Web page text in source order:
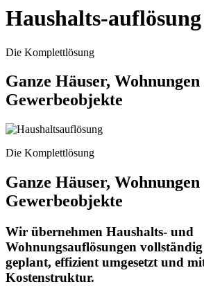
Haushalts-auflösung
Die Komplettlösung
Ganze Häuser,
Gewerbeobjekte
Die Komplettlösung
Ganze Häuser,
Gewerbeobjekte
Wir übernehmen Haushalts- und
Wohnungsauflösungen
geplant, effizient umgesetzt und
Kostenstruktur.